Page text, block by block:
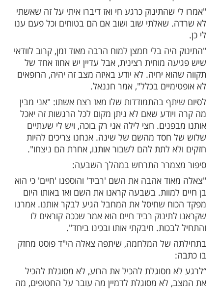
את ההגה ופניתי בחזרה לנתיב. ראיתי
עוצרים אז קפצתי עם הרגל השמאלית על
נעצר. מיד התקשרתי לעזרה ודיווחתי שירו
להם את המיקום. ניסיתי לעצור את
לא יכלה לדבר, היא מיד כבר לא הייתה. כל
כמו נצח.
עזרה שאלו אותי אם יש ילדים באוטו ואמרתי
יש תינוק ושיפנו אותה מיד. הבנתי שהמצב
לא רציתי להאמין שהיא מתה. היא נהרגה
זה היה נוראי".
על הרגע בו הבין כי צאלה מתה:
כרגע חי ואז דיברו איתי על זה שאשתי
שאלתי שוב ושוב אם הם בטוחים וכל פעם ענו
בלי חמצן למוח הרבה מאוד זמן, קרוב לוודאי
מוחית רצינית, אבל עדיין יש אחוז אחד של
יחיה. לא יודע באיזה מצב זה יהיה, הרופאים
בכלל", אמר חננאל.